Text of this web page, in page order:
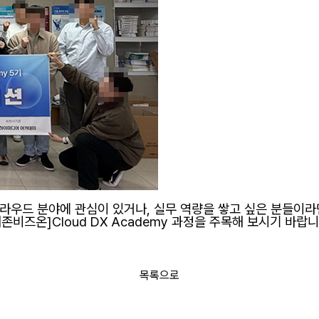
우드 분야에 관심이 있거나, 실무 역량을 쌓고 싶은 분들이라
비즈온]Cloud DX Academy 과정을 주목해 보시기 바랍
목록으로